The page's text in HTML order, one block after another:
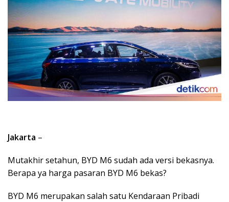
Jakarta –
Mutakhir setahun, BYD M6 sudah ada versi bekasnya.
Berapa ya harga pasaran BYD M6 bekas?
BYD M6 merupakan salah satu Kendaraan Pribadi